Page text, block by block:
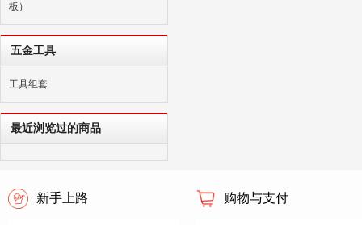
板）
五金工具
工具组套
最近浏览过的商品
新手上路 购物与支付